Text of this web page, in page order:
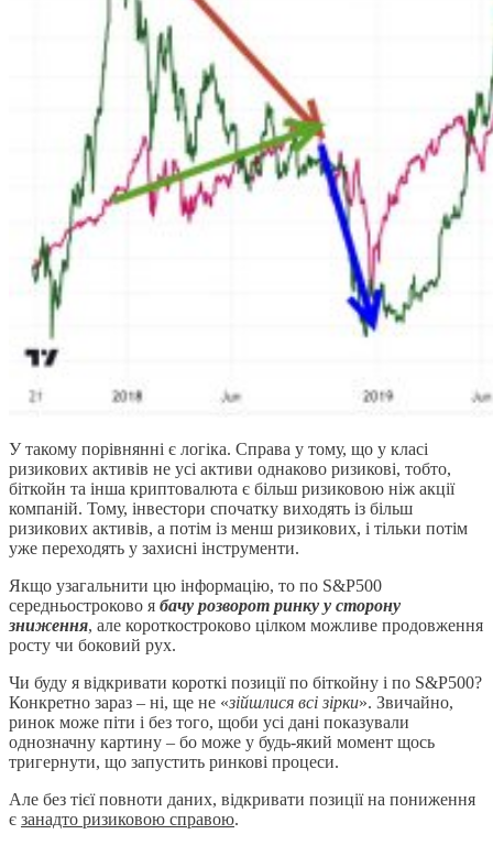
У такому порівнянні є логіка. Справа у тому, що у класі
ризикових активів не усі активи однаково ризикові, тобто,
біткойн та інша криптовалюта є більш ризиковою ніж акції
компаній. Тому, інвестори спочатку виходять із більш
ризикових активів, а потім із менш ризикових, і тільки потім
уже переходять у захисні інструменти.
Якщо узагальнити цю інформацію, то по S&P500
середньостроково я бачу розворот ринку у сторону
зниження, але короткостроково цілком можливе продовження
росту чи боковий рух.
Чи буду я відкривати короткі позиції по біткойну і по S&P500?
Конкретно зараз – ні, ще не «зійшлися всі зірки». Звичайно,
ринок може піти і без того, щоби усі дані показували
однозначну картину – бо може у будь-який момент щось
тригернути, що запустить ринкові процеси.
Але без тієї повноти даних, відкривати позиції на пониження
є занадто ризиковою справою.